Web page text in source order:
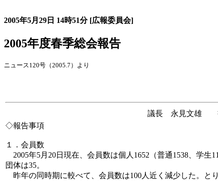
2005年5月29日 14時51分 [広報委員会]
2005年度春季総会報告
ニュース120号（2005.7）より
議長 永見文雄
◇報告事項
１．会員数
2005年5月20日現在、会員数は個人1652（普通1538、学生
団体は35。
昨年の同時期に較べて、会員数は100人近く減少した。と